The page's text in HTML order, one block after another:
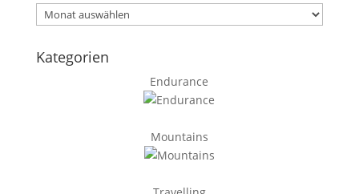
Archiv
Kategorien
Endurance
Mountains